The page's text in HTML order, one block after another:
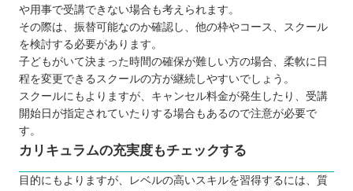
や用事で受講できない場合も考えられます。
その際は、振替可能なのか確認し、他の枠やコース、スクール
を検討する必要があります。
子どもがいて決まった時間の確保が難しい方の場合、柔軟に日
程を変更できるスクールの方が継続しやすいでしょう。
スクールにもよりますが、キャンセル料金が発生したり、受講
開始日が指定されていたりする場合もあるので注意が必要で
す。
カリキュラムの充実度もチェックする
目的にもよりますが、レベルの高いスキルを習得するには、質